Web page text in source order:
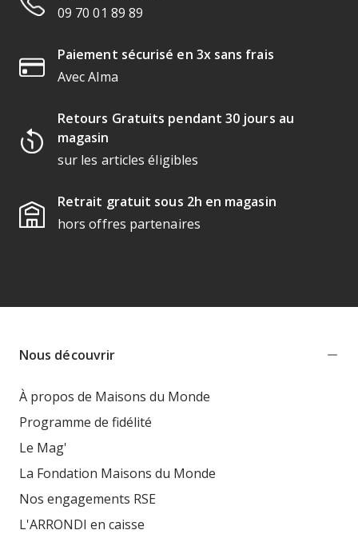
09 70 01 89 89
Paiement sécurisé en 3x sans frais
Avec Alma
Retours Gratuits pendant 30 jours au
magasin
sur les articles éligibles
Retrait gratuit sous 2h en magasin
hors offres partenaires
Nous découvrir
À propos de Maisons du Monde
Programme de fidélité
Le Mag'
La Fondation Maisons du Monde
Nos engagements RSE
L'ARRONDI en caisse